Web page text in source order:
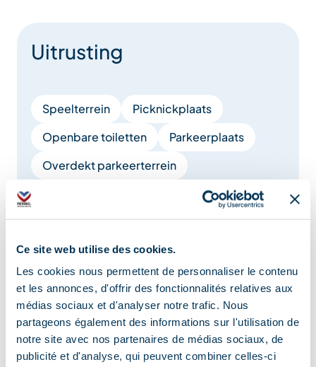
Ce site web utilise des cookies.
Les cookies nous permettent de personnaliser le contenu
et les annonces, d'offrir des fonctionnalités relatives aux
médias sociaux et d'analyser notre trafic. Nous
partageons également des informations sur l'utilisation de
notre site avec nos partenaires de médias sociaux, de
publicité et d'analyse, qui peuvent combiner celles-ci
Uitrusting
Speelterrein
Picknickplaats
Openbare toiletten
Parkeerplaats
Overdekt parkeerterrein
Ladestations voor elektrische voertuigen
Gratis parkeren
Meer tonen
Diensten